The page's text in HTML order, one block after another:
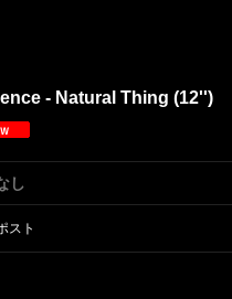
- Natural Thing (12'')
し